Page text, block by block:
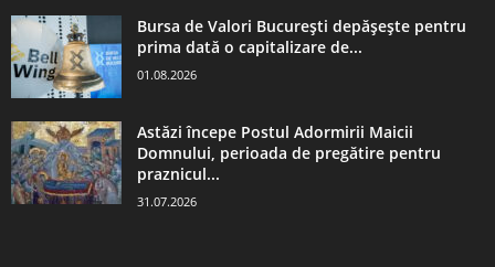
Bursa de Valori București depășește pentru
prima dată o capitalizare de...
01.08.2026
Astăzi începe Postul Adormirii Maicii
Domnului, perioada de pregătire pentru
praznicul...
31.07.2026